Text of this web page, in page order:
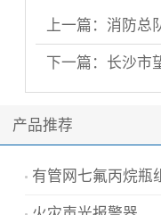
上一篇：消防总
进行..
下一篇：长沙市
产品推荐
有管网七氟丙烷瓶